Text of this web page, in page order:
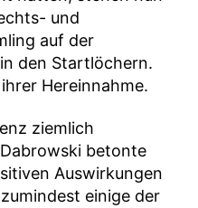
und
auf der
den Startlöchern.
Hereinnahme.
ziemlich
betonte
Auswirkungen
einige der